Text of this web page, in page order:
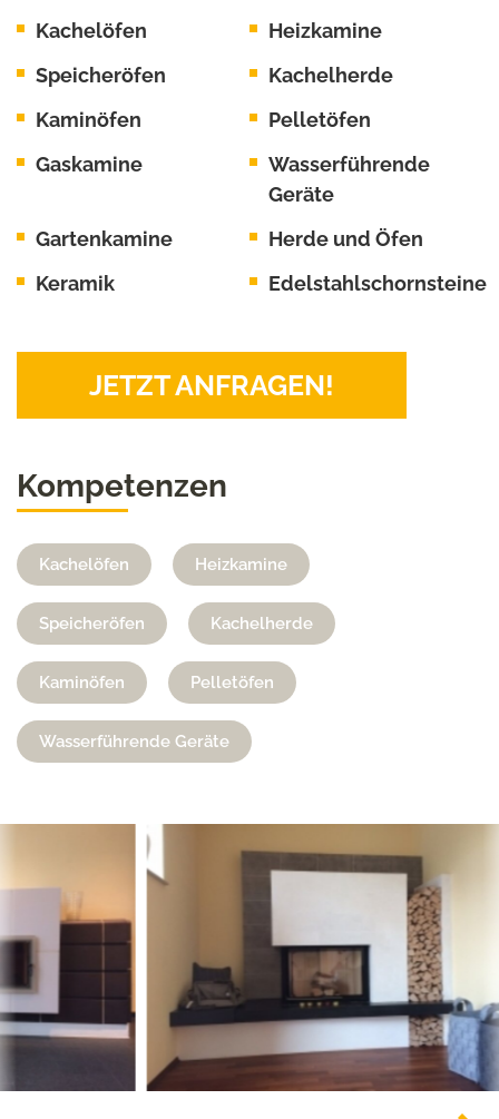
Kachelöfen
Heizkamine
Speicheröfen
Kachelherde
Kaminöfen
Pelletöfen
Gaskamine
Wasserführende
Geräte
Gartenkamine
Herde und Öfen
Keramik
Edelstahlschornsteine
JETZT ANFRAGEN!
Kompetenzen
Kachelöfen Heizkamine
Speicheröfen Kachelherde
Kaminöfen Pelletöfen
Wasserführende Geräte